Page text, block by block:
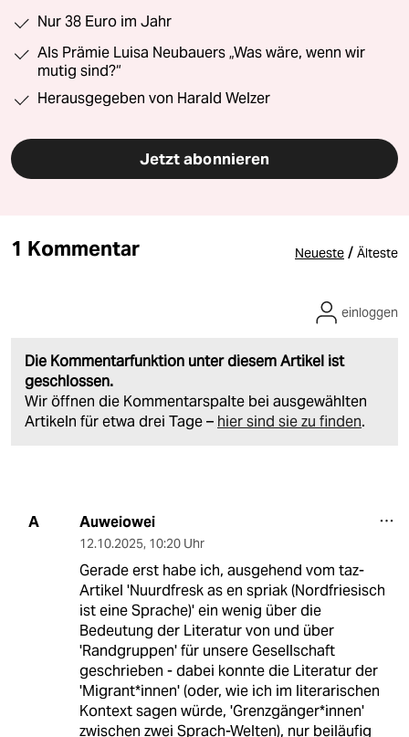
Nur 38 Euro im Jahr
Als Prämie Luisa Neubauers „Was wäre, wenn wir
mutig sind?“
Herausgegeben von Harald Welzer
Jetzt abonnieren
1 Kommentar Neueste / Älteste
Die Kommentarfunktion unter diesem Artikel ist
geschlossen.
Wir öffnen die Kommentarspalte bei ausgewählten
Artikeln für etwa drei Tage – hier sind sie zu finden.
einloggen
A Auweiowei
12.10.2025, 10:20 Uhr
Gerade erst habe ich, ausgehend vom taz-
Artikel 'Nuurdfresk as en spriak (Nordfriesisch
ist eine Sprache)' ein wenig über die
Bedeutung der Literatur von und über
'Randgruppen' für unsere Gesellschaft
geschrieben - dabei konnte die Literatur der
'Migrant*innen' (oder, wie ich im literarischen
Kontext sagen würde, 'Grenzgänger*innen'
zwischen zwei Sprach-Welten), nur beiläufig